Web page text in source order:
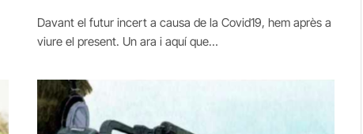
Davant el futur incert a causa de la Covid19, hem après a
viure el present. Un ara i aquí que…